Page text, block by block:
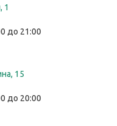
1
до 21:00
15
до 20:00